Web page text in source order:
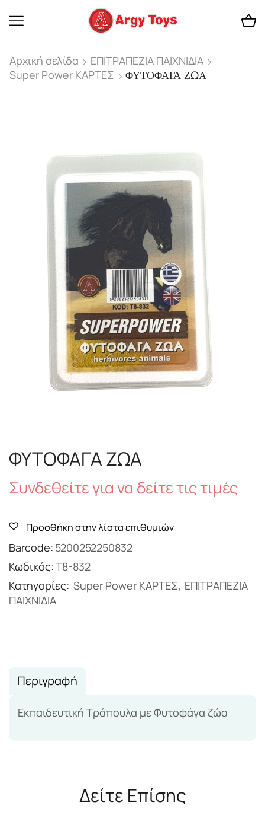
Αρχική σελίδα
ΕΠΙΤΡΑΠΕΖΙΑ ΠΑΙΧΝΙΔΙΑ
Super Power ΚΑΡΤΕΣ
ΦΥΤΟΦΑΓΑ ΖΩΑ
ΦΥΤΟΦΑΓΑ ΖΩΑ
Συνδεθείτε για να δείτε τις τιμές
Προσθήκη στην λίστα επιθυμιών
Barcode: 5200252250832
Κωδικός:T8-832
Κατηγορίες: Super Power ΚΑΡΤΕΣ, ΕΠΙΤΡΑΠΕΖΙΑ
ΠΑΙΧΝΙΔΙΑ
Περιγραφή
Εκπαιδευτική Τράπουλα με Φυτοφάγα ζώα
Δείτε Επίσης